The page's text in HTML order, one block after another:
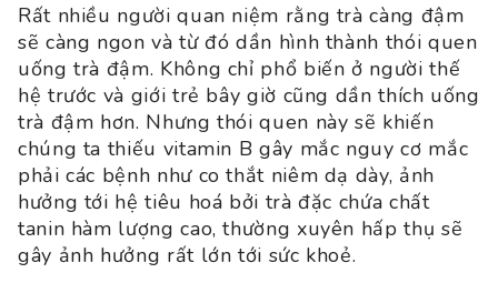
Rất nhiều người quan niệm rằng trà càng đậm
sẽ càng ngon và từ đó dần hình thành thói quen
uống trà đậm. Không chỉ phổ biến ở người thế
hệ trước và giới trẻ bây giờ cũng dần thích uống
trà đậm hơn. Nhưng thói quen này sẽ khiến
chúng ta thiếu vitamin B gây mắc nguy cơ mắc
phải các bệnh như co thắt niêm dạ dày, ảnh
hưởng tới hệ tiêu hoá bởi trà đặc chứa chất
tanin hàm lượng cao, thường xuyên hấp thụ sẽ
gây ảnh hưởng rất lớn tới sức khoẻ.